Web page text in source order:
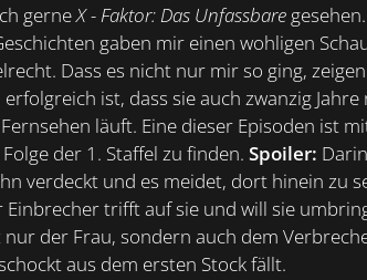
gerneX - Faktor: Das Unfassbare
gaben mir einen wohligen
Dass es nicht nur mir so ging,
ist, dass sie auch zwanzig
läuft. Eine dieser Episoden ist
der 1. Staffel zu finden. Spoiler:
verdeckt und es meidet, dort hinein zu
Einbrecher trifft auf sie und will sie
der Frau, sondern auch dem
aus dem ersten Stock fällt.